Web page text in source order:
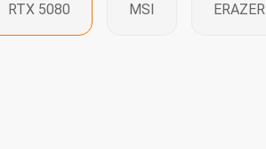
RTX 5080 MSI ERAZER